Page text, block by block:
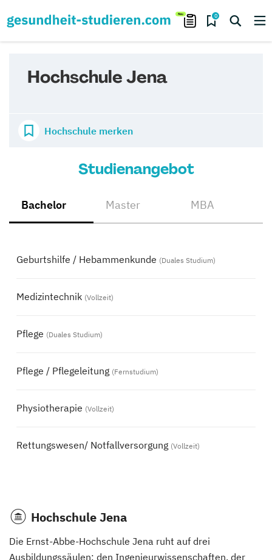
0
Hochschule Jena
Hochschule merken
Studienangebot
Bachelor Master MBA
Geburtshilfe / Hebammenkunde (Duales Studium)
Medizintechnik (Vollzeit)
Pflege (Duales Studium)
Pflege / Pflegeleitung (Fernstudium)
Physiotherapie (Vollzeit)
Rettungswesen/ Notfallversorgung (Vollzeit)
Hochschule Jena
Die Ernst-Abbe-Hochschule Jena ruht auf drei
Ausbildungssäulen: den Ingenieurwissenschaften, der